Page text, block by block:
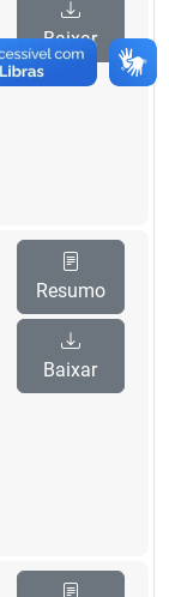
Baixar
Resumo
Baixar